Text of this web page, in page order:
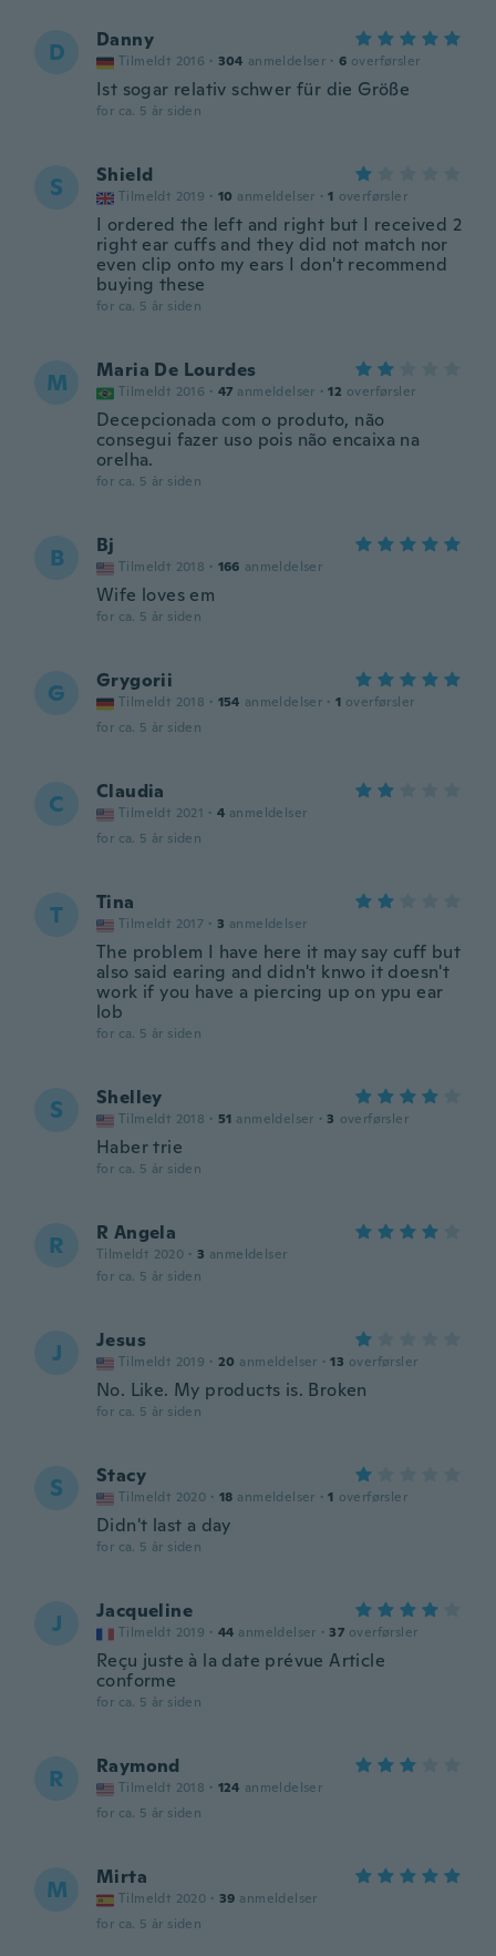
D Danny
Tilmeldt 2016 · 304 anmeldelser · 6 overførsler
Ist sogar relativ schwer für die Größe
for ca. 5 år siden
S Shield
Tilmeldt 2019 · 10 anmeldelser · 1 overførsler
I ordered the left and right but I received 2
right ear cuffs and they did not match nor
even clip onto my ears I don't recommend
buying these
for ca. 5 år siden
M Maria De Lourdes
Tilmeldt 2016 · 47 anmeldelser · 12 overførsler
Decepcionada com o produto, não
consegui fazer uso pois não encaixa na
orelha.
for ca. 5 år siden
B Bj
Tilmeldt 2018 · 166 anmeldelser
Wife loves em
for ca. 5 år siden
G Grygorii
Tilmeldt 2018 · 154 anmeldelser · 1 overførsler
for ca. 5 år siden
C Claudia
Tilmeldt 2021 · 4 anmeldelser
for ca. 5 år siden
T Tina
Tilmeldt 2017 · 3 anmeldelser
The problem I have here it may say cuff but
also said earing and didn't knwo it doesn't
work if you have a piercing up on ypu ear
lob
for ca. 5 år siden
S Shelley
Tilmeldt 2018 · 51 anmeldelser · 3 overførsler
Haber trie
for ca. 5 år siden
R R Angela
Tilmeldt 2020 · 3 anmeldelser
for ca. 5 år siden
J Jesus
Tilmeldt 2019 · 20 anmeldelser · 13 overførsler
No. Like. My products is. Broken
for ca. 5 år siden
S Stacy
Tilmeldt 2020 · 18 anmeldelser · 1 overførsler
Didn't last a day
for ca. 5 år siden
J Jacqueline
Tilmeldt 2019 · 44 anmeldelser · 37 overførsler
Reçu juste à la date prévue Article
conforme
for ca. 5 år siden
R Raymond
Tilmeldt 2018 · 124 anmeldelser
for ca. 5 år siden
M Mirta
Tilmeldt 2020 · 39 anmeldelser
for ca. 5 år siden